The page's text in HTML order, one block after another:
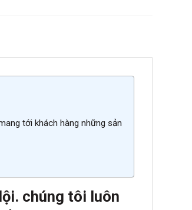
tới khách hàng những sản
chúng tôi luôn